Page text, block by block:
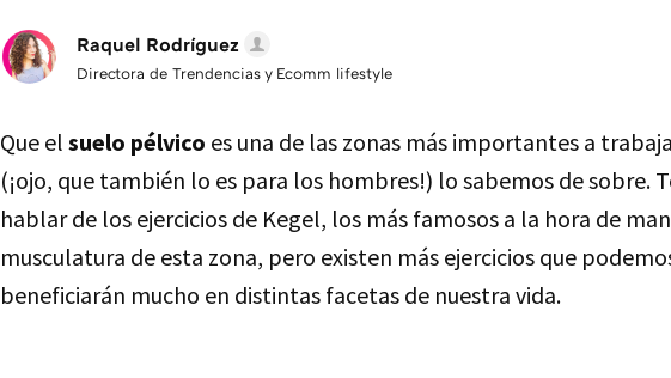
Raquel Rodríguez
Directora de Trendencias y Ecomm lifestyle
Que el suelo pélvico es una de las zonas más importantes a
(¡ojo, que también lo es para los hombres!) lo sabemos de sobre.
hablar de los ejercicios de Kegel, los más famosos a la hora de
musculatura de esta zona, pero existen más ejercicios que
beneficiarán mucho en distintas facetas de nuestra vida.